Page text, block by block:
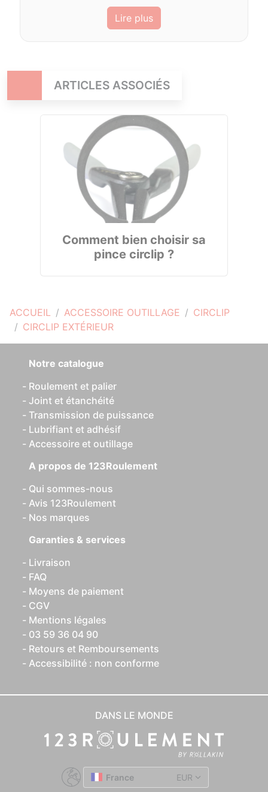
ACCUEIL ACCESSOIRE OUTILLAGE
CIRCLIP
CIRCLIP EXTÉRIEUR
Lire plus
ARTICLES ASSOCIÉS
Comment bien choisir sa
pince circlip ?
Notre catalogue
Roulement et palier
Joint et étanchéité
Transmission de puissance
Lubrifiant et adhésif
Accessoire et outillage
A propos de 123Roulement
Qui sommes-nous
Avis 123Roulement
Nos marques
Garanties & services
Livraison
FAQ
Moyens de paiement
CGV
Mentions légales
03 59 36 04 90
Retours et Remboursements
Accessibilité : non conforme
DANS LE MONDE
France EUR